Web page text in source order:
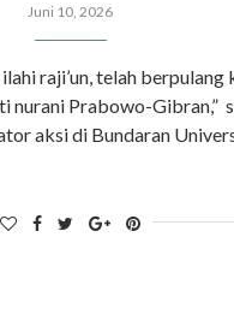
Juni 10, 2026
raji’un, telah berpulang
nurani Prabowo-Gibran,”
aksi di Bundaran